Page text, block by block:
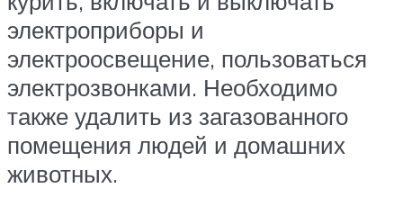
электроприборы и
электроосвещение, пользоваться
электрозвонками. Необходимо
также удалить из загазованного
помещения людей и домашних
животных.